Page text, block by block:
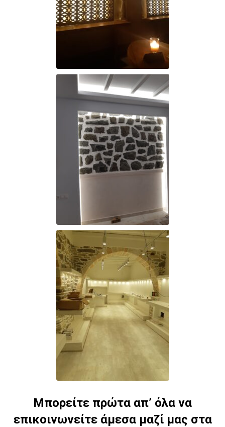
Μπορείτε πρώτα απ’ όλα να
επικοινωνείτε άμεσα μαζί μας στα